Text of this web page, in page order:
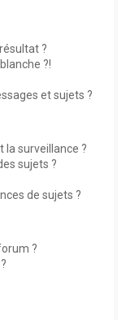
?
?!
et sujets ?
surveillance ?
sujets ?
de sujets ?
?